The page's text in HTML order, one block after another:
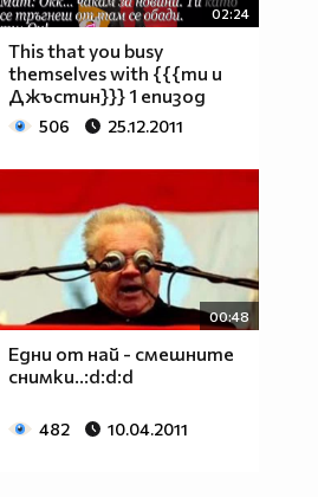
02:24
This that you busy
themselves with {{{ти и
Джъстин}}} 1 епизод
506 25.12.2011
00:48
Едни от най - смешните
снимки..:d:d:d
482 10.04.2011